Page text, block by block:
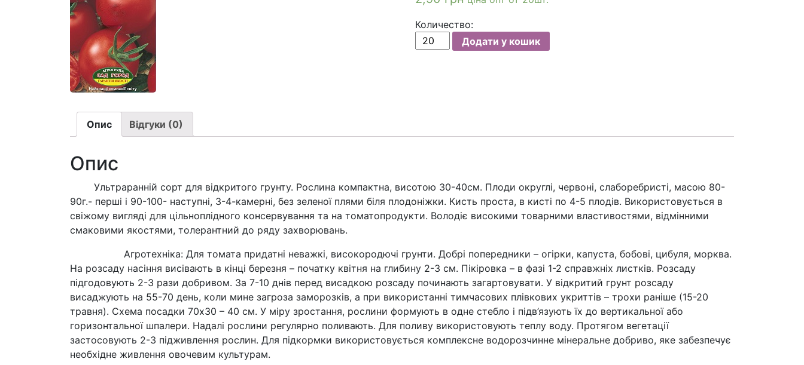
Количество:
Томат
Санька
Додати у кошик
Опис Відгуки (0)
Опис
Ультраранній сорт для відкритого грунту. Рослина компактна, висотою 30-40см. Плоди округлі, червоні, слаборебристі, масою 80-
90г.- перші і 90-100- наступні, 3-4-камерні, без зеленої плями біля плодоніжки. Кисть проста, в кисті по 4-5 плодів. Використовується в
свіжому вигляді для цільноплідного консервування та на томатопродукти. Володіє високими товарними властивостями, відмінними
смаковими якостями, толерантний до ряду захворювань.
Агротехніка: Для томата придатні неважкі, високородючі грунти. Добрі попередники – огірки, капуста, бобові, цибуля, морква.
На розсаду насіння висівають в кінці березня – початку квітня на глибину 2-3 см. Пікіровка – в фазі 1-2 справжніх листків. Розсаду
підгодовують 2-3 рази добривом. За 7-10 днів перед висадкою розсаду починають загартовувати. У відкритий грунт розсаду
висаджують на 55-70 день, коли мине загроза заморозків, а при використанні тимчасових плівкових укриттів – трохи раніше (15-20
травня). Схема посадки 70х30 – 40 см. У міру зростання, рослини формують в одне стебло і підв’язують їх до вертикальної або
горизонтальної шпалери. Надалі рослини регулярно поливають. Для поливу використовують теплу воду. Протягом вегетації
застосовують 2-3 підживлення рослин. Для підкормки використовується комплексне водорозчинне мінеральне добриво, яке забезпечує
необхідне живлення овочевим культурам.